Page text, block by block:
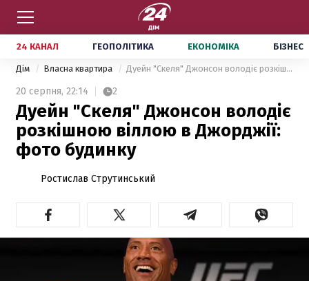
24 КАНАЛ ГЕОПОЛІТИКА ЕКОНОМІКА БІЗНЕС
Дім Власна квартира Дуейн "Скеля" Джонсон володіє розкішною віллою в Джорджії: фото будинку
20 серпня, 22:14 2
Дуейн "Скеля" Джонсон володіє
розкішною віллою в Джорджії:
фото будинку
Ростислав Струтинський